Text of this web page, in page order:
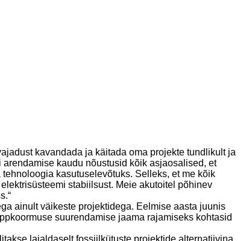
kavandada ja käitada oma projekte tundlikult ja
kaudu nõustusid kõik asjaosalised, et
kasutuselevõtuks. Selleks, et me kõik
stabiilsust. Meie akutoitel põhinev
ainult väikeste projektidega. Eelmise aasta juunis
suurendamise jaama rajamiseks kohtasid
laialdaselt fossiilkütuste projektide alternatiivina.